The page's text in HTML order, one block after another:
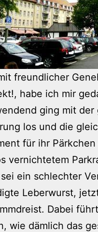
freundlicher
habe ich mir
ging mit
los und die
für ihr
vernichtetem
ein schlechter
Leberwurst,
Dabei
wie dämlich das